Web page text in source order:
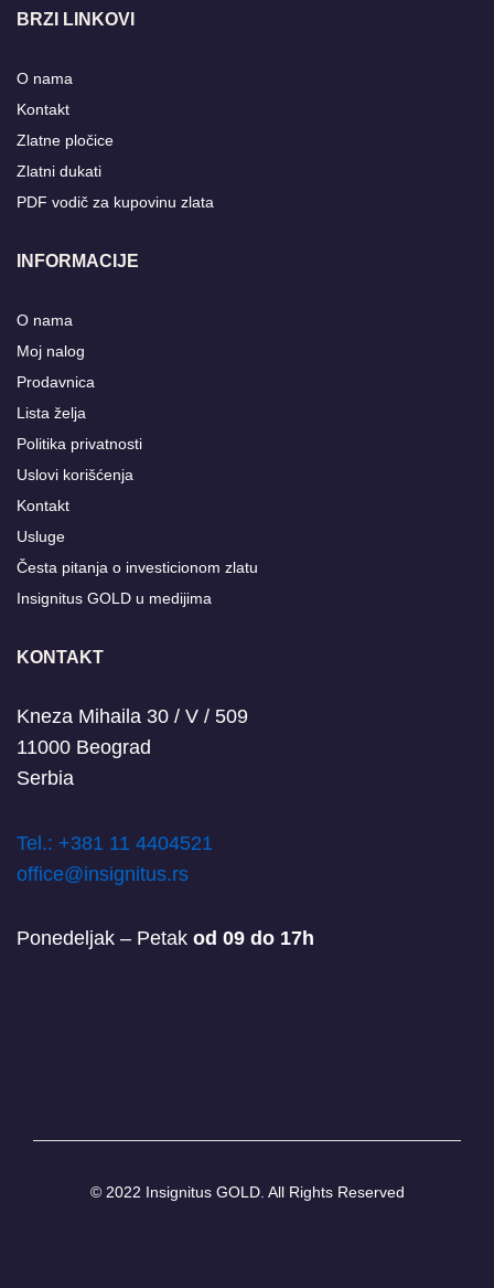
BRZI LINKOVI
O nama
Kontakt
Zlatne pločice
Zlatni dukati
PDF vodič za kupovinu zlata
INFORMACIJE
O nama
Moj nalog
Prodavnica
Lista želja
Politika privatnosti
Uslovi korišćenja
Kontakt
Usluge
Česta pitanja o investicionom zlatu
Insignitus GOLD u medijima
KONTAKT
Kneza Mihaila 30 / V / 509
11000 Beograd
Serbia
Tel.: +381 11 4404521
office@insignitus.rs
Ponedeljak – Petak od 09 do 17h
© 2022 Insignitus GOLD. All Rights Reserved